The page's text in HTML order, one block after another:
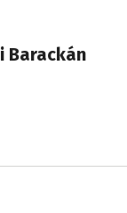
Barackán